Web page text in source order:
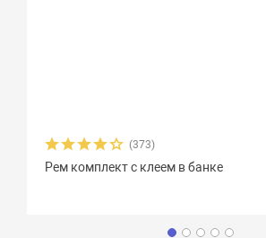
(373)
Рем комплект с клеем в банке